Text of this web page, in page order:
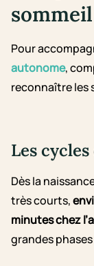
Pour
autonome,
reconnaître les
Les cycles
Dès la
très courts,
minutes chez
grandes phases